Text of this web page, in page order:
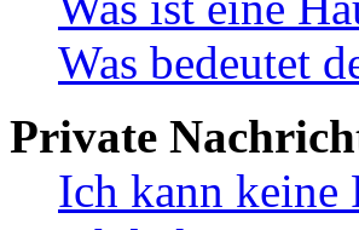
Was bedeutet
Private
Ich kann keine